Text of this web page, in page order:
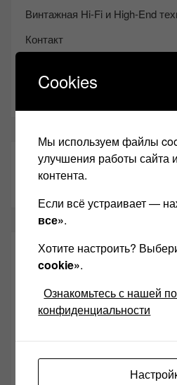
Винтажная Hi-Fi и High-End
Контакт
Youtube
ТАКЖЕ ЧИТАЕМ:
СВЕЖИЕ ЗАПИСИ
Возьмите друга в салон Hi-Fi
10 способов оптимизации
Cookies
Мы используем файлы
улучшения работы сайта
контента.
Если всё устраивает —
все».
Хотите настроить?
cookie».
Ознакомьтесь с нашей
конфиденциальности